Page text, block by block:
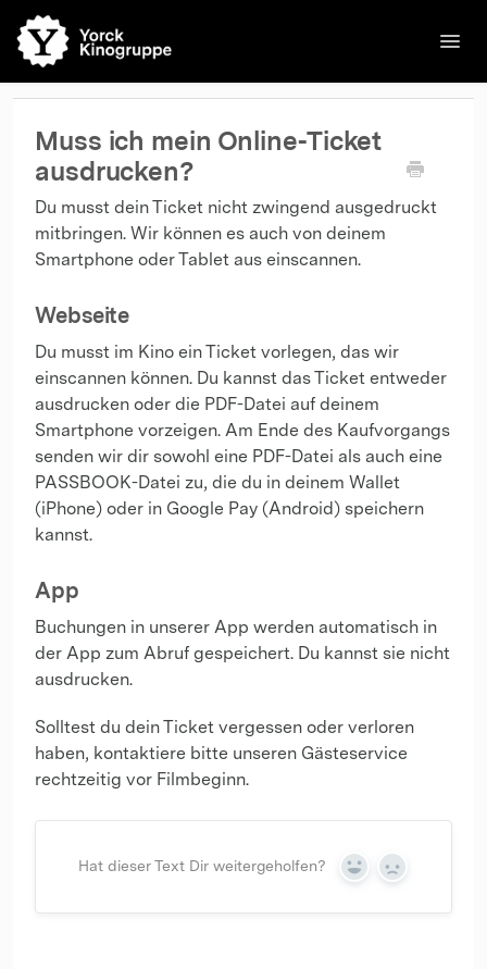
🌐English Kinos Filme Kontakt Kontakt
Muss ich mein Online-Ticket
ausdrucken?
Du musst dein Ticket nicht zwingend ausgedruckt
mitbringen. Wir können es auch von deinem
Smartphone oder Tablet aus einscannen.
Webseite
Du musst im Kino ein Ticket vorlegen, das wir
einscannen können. Du kannst das Ticket entweder
ausdrucken oder die PDF-Datei auf deinem
Smartphone vorzeigen. Am Ende des Kaufvorgangs
senden wir dir sowohl eine PDF-Datei als auch eine
PASSBOOK-Datei zu, die du in deinem Wallet
(iPhone) oder in Google Pay (Android) speichern
kannst.
App
Buchungen in unserer App werden automatisch in
der App zum Abruf gespeichert. Du kannst sie nicht
ausdrucken.
Solltest du dein Ticket vergessen oder verloren
haben, kontaktiere bitte unseren Gästeservice
rechtzeitig vor Filmbeginn.
Hat dieser Text Dir weitergeholfen?
Yes No